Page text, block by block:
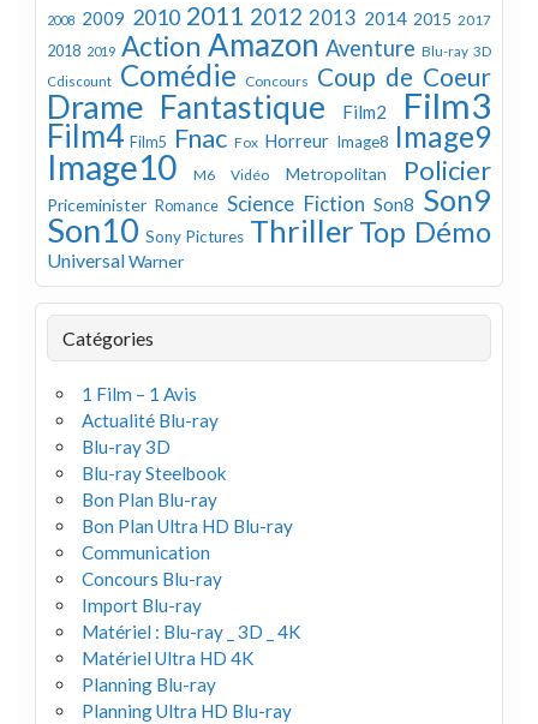
2008 2009 2010 2011 2012 2013 2014 2015 2017
2018 2019 Action Amazon Aventure Blu-ray 3D
Cdiscount Comédie Concours Coup de Coeur
Drame Fantastique Film2 Film3
Film4 Film5 Fnac Fox Horreur Image8 Image9
Image10 M6 Vidéo Metropolitan Policier
Priceminister Romance Science Fiction Son8 Son9
Son10 Sony Pictures Thriller Top Démo
UniversalWarner
Catégories
1 Film – 1 Avis
Actualité Blu-ray
Blu-ray 3D
Blu-ray Steelbook
Bon Plan Blu-ray
Bon Plan Ultra HD Blu-ray
Communication
Concours Blu-ray
Import Blu-ray
Matériel : Blu-ray _ 3D _ 4K
Matériel Ultra HD 4K
Planning Blu-ray
Planning Ultra HD Blu-ray